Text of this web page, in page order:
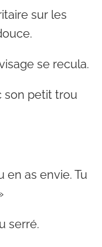
sur les
se recula.
son petit trou
en as envie. Tu
serré.